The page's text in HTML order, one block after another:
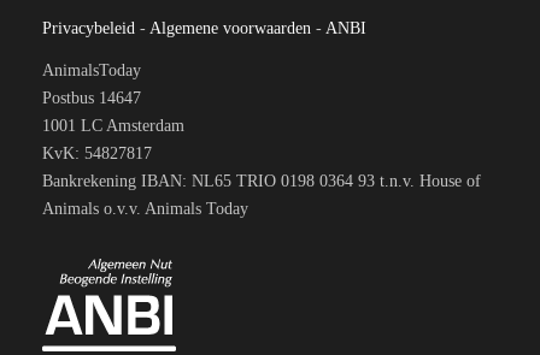
Privacybeleid - Algemene voorwaarden - ANBI
AnimalsToday
Postbus 14647
1001 LC Amsterdam
KvK: 54827817
Bankrekening IBAN: NL65 TRIO 0198 0364 93 t.n.v. House of
Animals o.v.v. Animals Today